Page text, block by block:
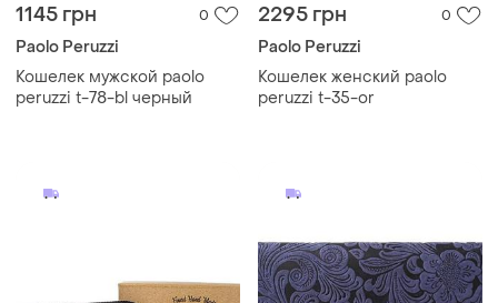
1145 грн 0
Paolo Peruzzi
Кошелек мужской paolo
peruzzi t-78-bl черный
2295 грн 0
Paolo Peruzzi
Кошелек женский paolo
peruzzi t-35-or